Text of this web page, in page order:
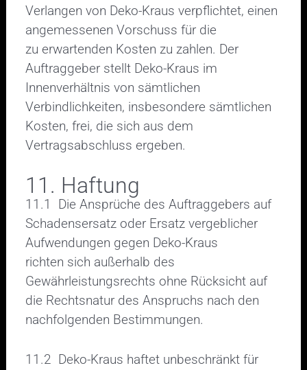
Verlangen von Deko-Kraus verpflichtet, einen
angemessenen Vorschuss für die
zu erwartenden Kosten zu zahlen. Der
Auftraggeber stellt Deko-Kraus im
Innenverhältnis von sämtlichen
Verbindlichkeiten, insbesondere sämtlichen
Kosten, frei, die sich aus dem
Vertragsabschluss ergeben.
11. Haftung
11.1 Die Ansprüche des Auftraggebers auf
Schadensersatz oder Ersatz vergeblicher
Aufwendungen gegen Deko-Kraus
richten sich außerhalb des
Gewährleistungsrechts ohne Rücksicht auf
die Rechtsnatur des Anspruchs nach den
nachfolgenden Bestimmungen.
11.2 Deko-Kraus haftet unbeschränkt für